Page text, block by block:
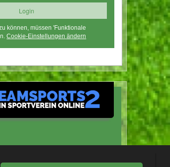
können, müssen 'Funktionale
Cookie-Einstellungen ändern